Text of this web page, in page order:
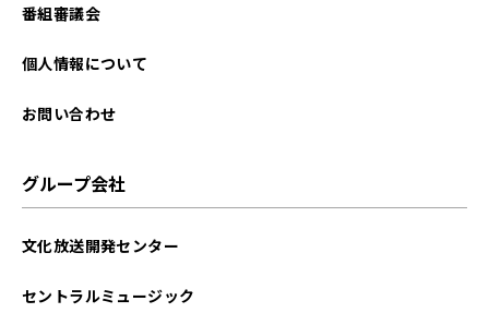
番組審議会
個人情報について
お問い合わせ
グループ会社
文化放送開発センター
セントラルミュージック